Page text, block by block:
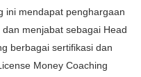
ini mendapat penghargaan
menjabat sebagai Head
berbagai sertifikasi dan
Money Coaching